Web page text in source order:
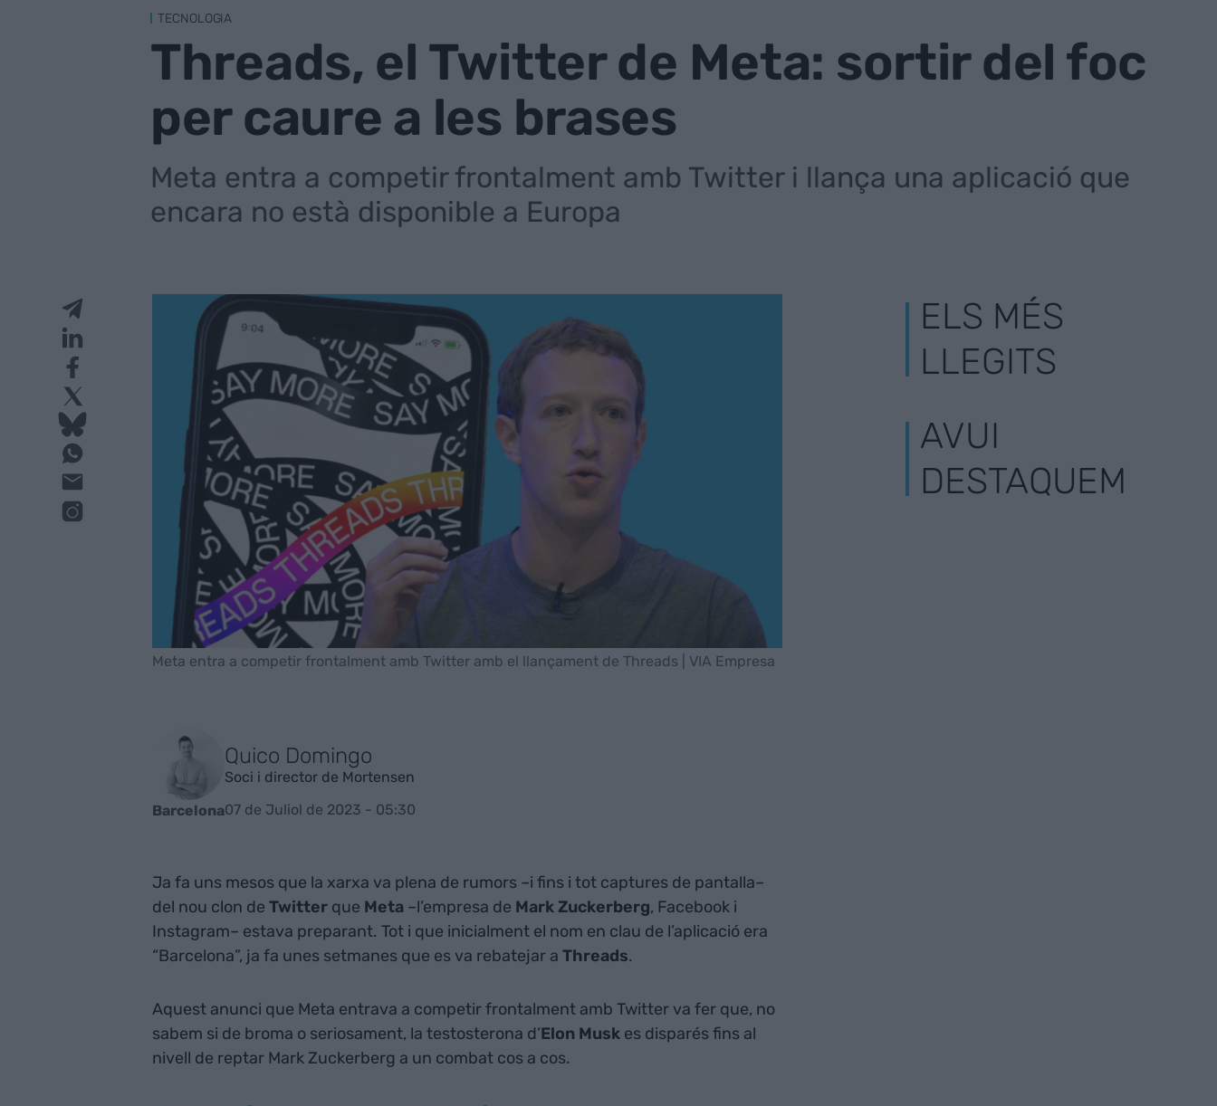
TECNOLOGIA
Threads, el Twitter de Meta: sortir del foc
per caure a les brases
Meta entra a competir frontalment amb Twitter i llança una aplicació que
encara no està disponible a Europa
Meta entra a competir frontalment amb Twitter amb el llançament de Threads | VIA Empresa
Quico Domingo
Soci i director de Mortensen
Barcelona07 de Juliol de 2023 - 05:30
Ja fa uns mesos que la xarxa va plena de rumors –i fins i tot captures de pantalla–
del nou clon de Twitter que Meta –l’empresa de Mark Zuckerberg, Facebook i
Instagram– estava preparant. Tot i que inicialment el nom en clau de l’aplicació era
“Barcelona”, ja fa unes setmanes que es va rebatejar a Threads.
Aquest anunci que Meta entrava a competir frontalment amb Twitter va fer que, no
sabem si de broma o seriosament, la testosterona d’Elon Muskes disparés fins al
nivell de reptar Mark Zuckerberg a un combat cos a cos.
ELS MÉS
LLEGITS
AVUI
DESTAQUEM